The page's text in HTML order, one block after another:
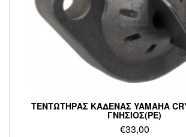
ΤΕΝΤΩΤΗΡΑΣ ΚΑΔΕΝΑΣ YAMAHA
ΓΝΗΣΙΟΣ(PE)
€33,00